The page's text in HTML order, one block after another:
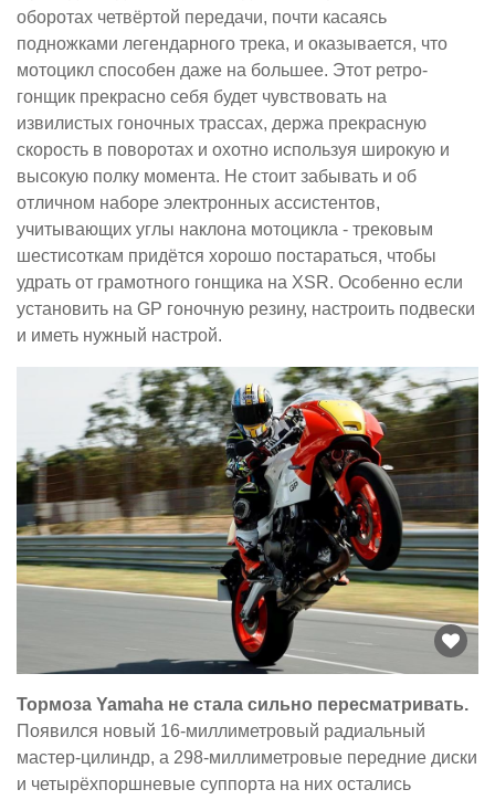
оборотах четвёртой передачи, почти касаясь
подножками легендарного трека, и оказывается, что
мотоцикл способен даже на большее. Этот ретро-
гонщик прекрасно себя будет чувствовать на
извилистых гоночных трассах, держа прекрасную
скорость в поворотах и охотно используя широкую и
высокую полку момента. Не стоит забывать и об
отличном наборе электронных ассистентов,
учитывающих углы наклона мотоцикла - трековым
шестисоткам придётся хорошо постараться, чтобы
удрать от грамотного гонщика на XSR. Особенно если
установить на GP гоночную резину, настроить подвески
и иметь нужный настрой.
Тормоза Yamaha не стала сильно пересматривать.
Появился новый 16-миллиметровый радиальный
мастер-цилиндр, а 298-миллиметровые передние диски
и четырёхпоршневые суппорта на них остались